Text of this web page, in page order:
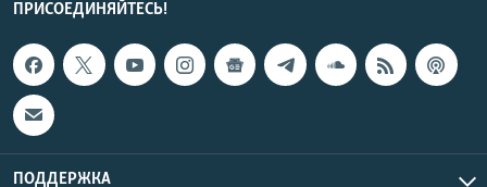
ПРИСОЕДИНЯЙТЕСЬ!
ПОДДЕРЖКА